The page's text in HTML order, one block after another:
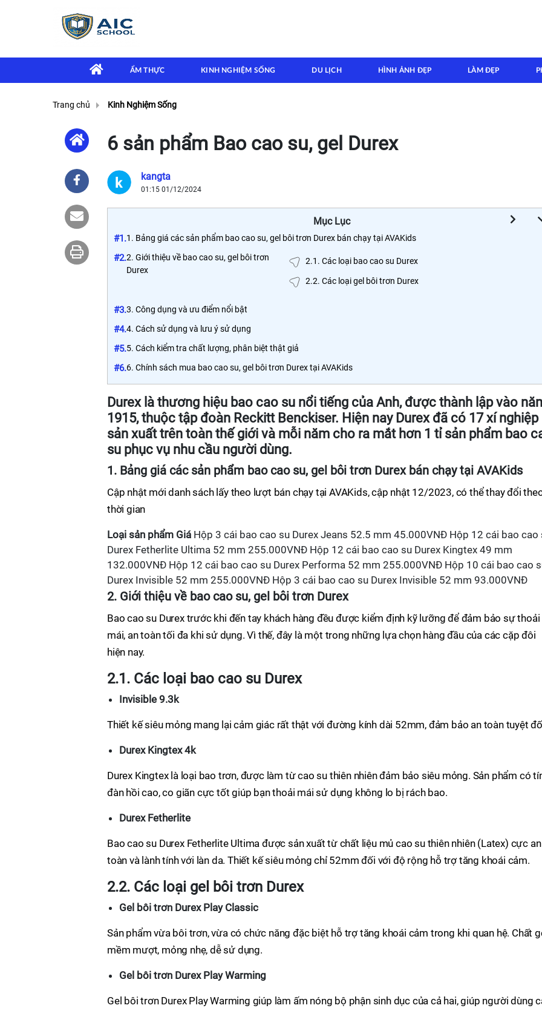
ẨM THỰC KINH NGHIỆM SỐNG DU LỊCH HÌNH ẢNH ĐẸP LÀM ĐẸP
Trang chủ Kinh Nghiệm Sống
6 sản phẩm Bao cao su, gel Durex
kangta
01:15 01/12/2024
Mục Lục
#1.1. Bảng giá các sản phẩm bao cao su, gel bôi trơn Durex bán chạy tại AVAKids
#2.2. Giới thiệu về bao cao su, gel bôi trơn
Durex
2.1. Các loại bao cao su Durex
2.2. Các loại gel bôi trơn Durex
#3.3. Công dụng và ưu điểm nổi bật
#4.4. Cách sử dụng và lưu ý sử dụng
#5.5. Cách kiểm tra chất lượng, phân biệt thật giả
#6.6. Chính sách mua bao cao su, gel bôi trơn Durex tại AVAKids
Durex là thương hiệu bao cao su nổi tiếng của Anh, được thành lập vào
1915, thuộc tập đoàn Reckitt Benckiser. Hiện nay Durex đã có 17 xí nghiệp
sản xuất trên toàn thế giới và mỗi năm cho ra mắt hơn 1 tỉ sản phẩm bao
su phục vụ nhu cầu người dùng.
1. Bảng giá các sản phẩm bao cao su, gel bôi trơn Durex bán chạy tại AVAKids
Cập nhật mới danh sách lấy theo lượt bán chạy tại AVAKids, cập nhật 12/2023, có thể thay đổi
thời gian
Loại sản phẩm Giá Hộp 3 cái bao cao su Durex Jeans 52.5 mm 45.000VNĐ Hộp 12 cái bao cao
Durex Fetherlite Ultima 52 mm 255.000VNĐ Hộp 12 cái bao cao su Durex Kingtex 49 mm
132.000VNĐ Hộp 12 cái bao cao su Durex Performa 52 mm 255.000VNĐ Hộp 10 cái bao cao
Durex Invisible 52 mm 255.000VNĐ Hộp 3 cái bao cao su Durex Invisible 52 mm 93.000VNĐ
2. Giới thiệu về bao cao su, gel bôi trơn Durex
Bao cao su Durex trước khi đến tay khách hàng đều được kiểm định kỹ lưỡng để đảm bảo sự thoải
mái, an toàn tối đa khi sử dụng. Vì thế, đây là một trong những lựa chọn hàng đầu của các cặp đôi
hiện nay.
2.1. Các loại bao cao su Durex
Invisible 9.3k
Thiết kế siêu mỏng mang lại cảm giác rất thật với đường kính dài 52mm, đảm bảo an toàn tuyệt
Durex Kingtex 4k
Durex Kingtex là loại bao trơn, được làm từ cao su thiên nhiên đảm bảo siêu mỏng. Sản phẩm có
đàn hồi cao, co giãn cực tốt giúp bạn thoải mái sử dụng không lo bị rách bao.
Durex Fetherlite
Bao cao su Durex Fetherlite Ultima được sản xuất từ chất liệu mủ cao su thiên nhiên (Latex) cực an
toàn và lành tính với làn da. Thiết kế siêu mỏng chỉ 52mm đối với độ rộng hỗ trợ tăng khoái cảm.
2.2. Các loại gel bôi trơn Durex
Gel bôi trơn Durex Play Classic
Sản phẩm vừa bôi trơn, vừa có chức năng đặc biệt hỗ trợ tăng khoái cảm trong khi quan hệ. Chất
mềm mượt, mỏng nhẹ, dễ sử dụng.
Gel bôi trơn Durex Play Warming
Gel bôi trơn Durex Play Warming giúp làm ấm nóng bộ phận sinh dục của cả hai, giúp người dùng